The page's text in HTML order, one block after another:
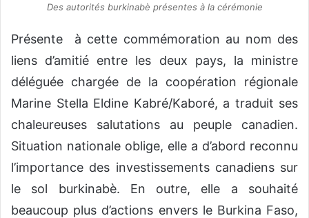
Des autorités burkinabè présentes à la cérémonie
Présente à cette commémoration au nom des
liens d’amitié entre les deux pays, la ministre
déléguée chargée de la coopération régionale
Marine Stella Eldine Kabré/Kaboré, a traduit ses
chaleureuses salutations au peuple canadien.
Situation nationale oblige, elle a d’abord reconnu
l’importance des investissements canadiens sur
le sol burkinabè. En outre, elle a souhaité
beaucoup plus d’actions envers le Burkina Faso,